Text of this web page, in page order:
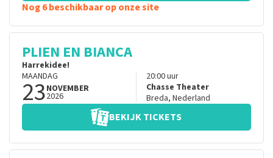
Nog 6 beschikbaar op onze site
PLIEN EN BIANCA
Harrekidee!
MAANDAG
23NOVEMBER
2026
20:00uur
Chasse Theater
Breda, Nederland
BEKIJK TICKETS